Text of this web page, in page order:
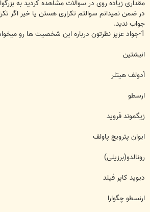
مقداری زیاده روی در سوالات مشاهده کردید به
در ضمن نمیدانم سوالتم تکراری هستن یا خیر اگر
جواب ندید.
1-جواد عزیز نظرتون درباره این شخصیت ها رو میخواستم بدونم.
انیشتین
آدولف هیتلر
ارسطو
زیگموند فروید
ایوان پترویچ پاولف
رونالدو(برزیلی)
دیوید کاپر فیلد
ارنسطو چگوارا